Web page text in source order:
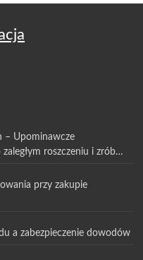
– Upominawcze
roszczeniu i zrób
przy zakupie
a zabezpieczenie dowodów